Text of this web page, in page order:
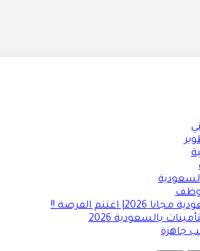
اغتنم الفرصة !!
بالسعودية 2026
جاهزة